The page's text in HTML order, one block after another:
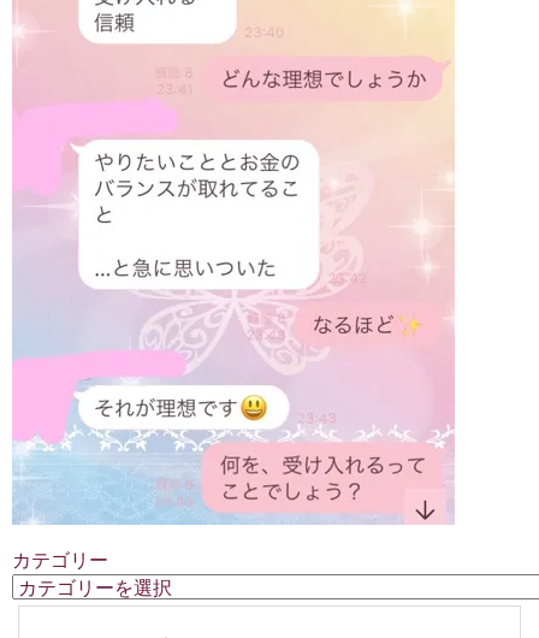
カテゴリー
カ
テ